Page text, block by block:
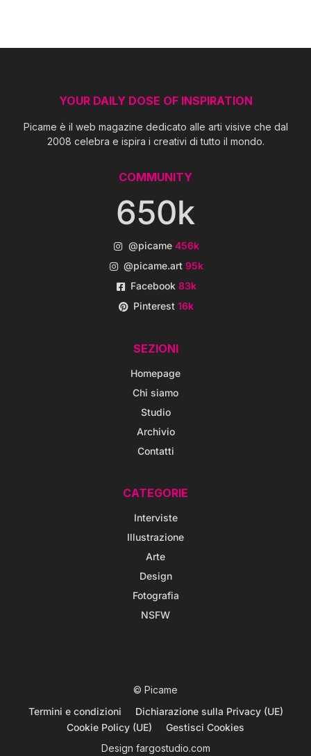
YOUR DAILY DOSE OF INSPIRATION
Picame è il web magazine dedicato alle arti visive che dal
2008 celebra e ispira i creativi di tutto il mondo.
COMMUNITY
650k
@picame 456k
@picame.art95k
Facebook83k
Pinterest16k
SEZIONI
Homepage
Chi siamo
Studio
Archivio
Contatti
CATEGORIE
Interviste
Illustrazione
Arte
Design
Fotografia
NSFW
© Picame
Termini e condizioni
Dichiarazione sulla Privacy (UE)
Cookie Policy (UE)
Gestisci Cookies
Design fargostudio.com